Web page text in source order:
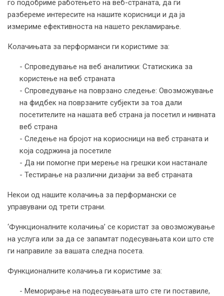
го подобриме работењето на веб-страната, да ги
разбереме интересите на нашите корисници и да ја
измериме ефективноста на нашето рекламирање.
Колачињата за перформанси ги користиме за:
- Спроведување на веб аналитики: Статискика за
користење на веб страната
- Спроведување на поврзано следење: Овозможување
на фидбек на поврзаните субјекти за тоа дали
посетителите на нашата веб страна ја посетил и нивната
веб страна
- Следење на бројот на кориосници на веб страната и
која содржина ја посетиле
- Да ни помогне при мерење на грешки кои настанале
- Тестирање на различни дизајни за веб страната
Некои од нашите колачиња за перформански се
управувани од трети страни.
‘Функционалните колачиња’ се користат за овозможување
на услуга или за да се запамтат подесувањата кои што сте
ги направиле за вашата следна посета.
Функционалните колачиња ги користиме за:
- Меморирање на подесувањата што сте ги поставиле,